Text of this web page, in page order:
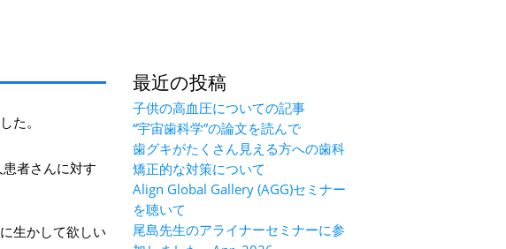
た。
者さんに対す
生かして欲しい
最近の投稿
子供の高血圧についての記事
“宇宙歯科学”の論文を読んで
歯グキがたくさん見える方への歯科
矯正的な対策について
Align Global Gallery (AGG)セミナー
を聴いて
尾島先生のアライナーセミナーに参